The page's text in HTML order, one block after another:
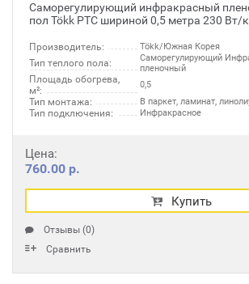
Саморегулирующий инфракрасный
пол Tökk PTC шириной 0,5 метра 230 Вт/
Производитель: Tökk/Южная Корея
Тип теплого пола:
Саморегулирующий
пленочный
Площадь обогрева,
м²:
0,5
Тип монтажа: В паркет, ламинат,
Тип подключения: Инфракрасное
Цена:
760.00 р.
Купить
Отзывы (0)
Сравнить